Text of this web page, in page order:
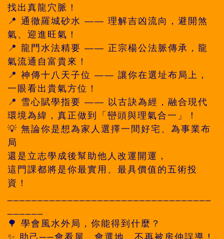
找出真龍穴脈！
📍 通徹羅城砂水 —— 理解吉凶流向，避開煞
氣、迎進旺氣！
📍 龍門水法精要 —— 正宗楊公法脈傳承，龍
氣流通自富貴來！
📍 神傳十八天子位 —— 讓你在選址布局上，
一眼看出貴氣方位！
📍 雪心賦學指要 —— 以古訣為經，融合現代
環境為緯，真正做到「巒頭與理氣合一」！
💡 無論你是想為家人選擇一間好宅、為事業布
局
還是立志學成後幫助他人改運開運，
這門課都將是你最實用、最具價值的五術投
資！
🌳 學會風水外局，你能得到什麼？